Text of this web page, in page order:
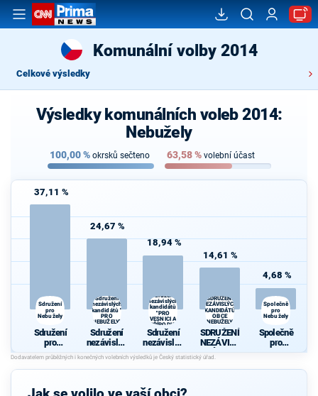
Komunální volby 2014
Celkové výsledky
Výsledky komunálních voleb 2014:
Nebužely
100,00% okrsků sečteno 63,58% volební účast
37,11 %
Sdružení
pro
Nebužely
Sdružení
pro
Nebužely
24,67 %
Sdružení
nezávislých
kandidátů "
PRO
NEBUŽELY"
Sdružení
nezávislýc
kandidátů "
PRO
18,94 %
Sdružení
nezávislých
kandidátů
"PRO
VESNICI A
PŘÍRODU"
Sdružení
nezávislýc
h
kandidátů
"PRO
PŘÍRODU"
14,61 %
SDRUŽENÍ
NEZÁVISLÝCH
KANDIDÁTŮ
OBCE
NEBUŽELY
SDRUŽENÍ
NEZÁVISL
ÝCH
KANDIDÁT
Ů OBCE
4,68 %
Společně
pro
Nebužely
Společně
pro
Nebužely